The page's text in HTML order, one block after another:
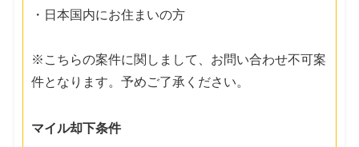
・日本国内にお住まいの方
※こちらの案件に関しまして、お問い合わせ不可案
件となります。予めご了承ください。
マイル却下条件